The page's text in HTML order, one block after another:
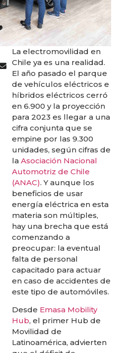
La electromovilidad en
Chile ya es una realidad.
El año pasado el parque
de vehículos eléctricos e
híbridos eléctricos cerró
en 6.900 y la proyección
para 2023 es llegar a una
cifra conjunta que se
empine por las 9.300
unidades, según cifras de
la Asociación Nacional
Automotriz de Chile
(ANAC). Y aunque los
beneficios de usar
energía eléctrica en esta
materia son múltiples,
hay una brecha que está
comenzando a
preocupar: la eventual
falta de personal
capacitado para actuar
en caso de accidentes de
este tipo de automóviles.
Desde Emasa Mobility
Hub, el primer Hub de
Movilidad de
Latinoamérica, advierten